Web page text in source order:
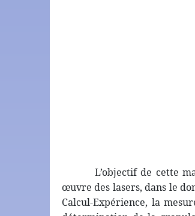
L’objectif de cette
œuvre des lasers, dans le
Calcul-Expérience, la